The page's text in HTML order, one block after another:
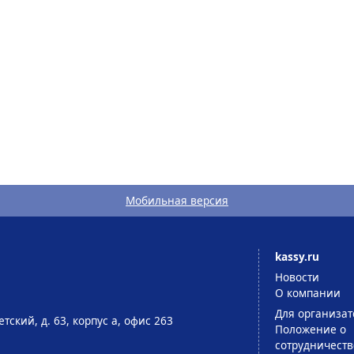
Мобильная версия
д. 63, корпус а, офис 263
kassy.ru
Новости
О компании
Для
Положение о